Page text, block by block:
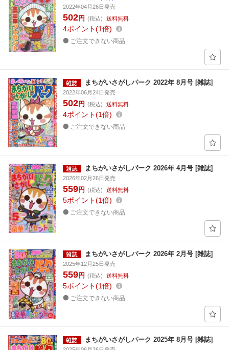
2022年04月26日発売
502円 (税込) 送料無料
4ポイント 1倍
ご注文できない商品
まちがいさがしパーク 2022年 8月号 [雑誌]
2022年06月24日発売
502円 (税込) 送料無料
4ポイント 1倍
ご注文できない商品
まちがいさがしパーク 2026年 4月号 [雑誌]
2026年02月26日発売
559円 (税込) 送料無料
5ポイント 1倍
ご注文できない商品
まちがいさがしパーク 2026年 2月号 [雑誌]
2025年12月25日発売
559円 (税込) 送料無料
5ポイント 1倍
ご注文できない商品
まちがいさがしパーク 2025年 8月号 [雑誌]